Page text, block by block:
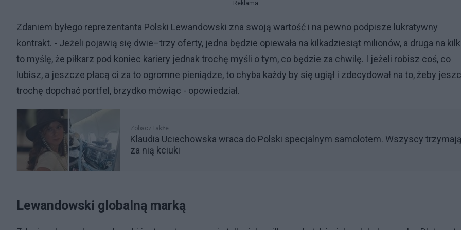
Reklama
Zdaniem byłego reprezentanta Polski Lewandowski zna swoją wartość i na pewno podpisze lukratywny
kontrakt. - Jeżeli pojawią się dwie–trzy oferty, jedna będzie opiewała na kilkadziesiąt milionów, a druga na
to myślę, że piłkarz pod koniec kariery jednak trochę myśli o tym, co będzie za chwilę. I jeżeli robisz coś, co
lubisz, a jeszcze płacą ci za to ogromne pieniądze, to chyba każdy by się ugiął i zdecydował na to, żeby
trochę dopchać portfel, brzydko mówiąc - opowiedział.
Zobacz także
Klaudia Uciechowska wraca do Polski specjalnym samolotem. Wszyscy trzymają
za nią kciuki
Lewandowski globalną marką